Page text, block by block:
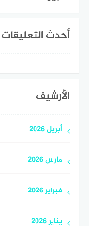
أحدث التعليقات
الأرشيف
أبريل 2026
مارس 2026
فبراير 2026
يناير 2026